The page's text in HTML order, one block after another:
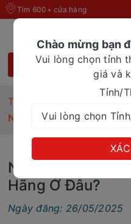
Tìm 600+ cửa hàng
Trang chủ
Nên Mua Sữa
Nên Mua Sữa
Hãng Ở Đâu?
Ngày đăng: 26/05/2025
Chào mừng bạn
Vui lòng chọn tỉnh
giá và
Tỉnh/